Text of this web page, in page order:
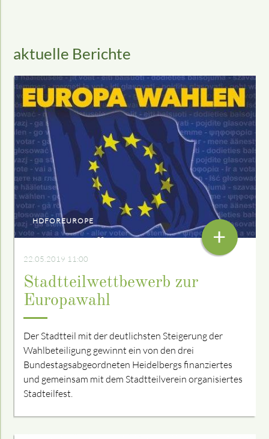
aktuelle Berichte
HDFOREUROPE
22.05.2019 11:00
Stadtteilwettbewerb zur
Europawahl
Der Stadtteil mit der deutlichsten Steigerung der
Wahlbeteiligung gewinnt ein von den drei
Bundestagsabgeordneten Heidelbergs finanziertes
und gemeinsam mit dem Stadtteilverein organisiertes
Stadteilfest.
+